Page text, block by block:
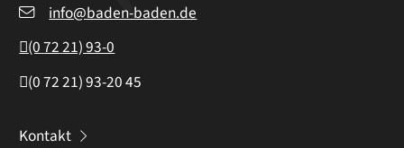
info@baden-baden.de
(07221) 93-0
(07221) 93-2045
Kontakt